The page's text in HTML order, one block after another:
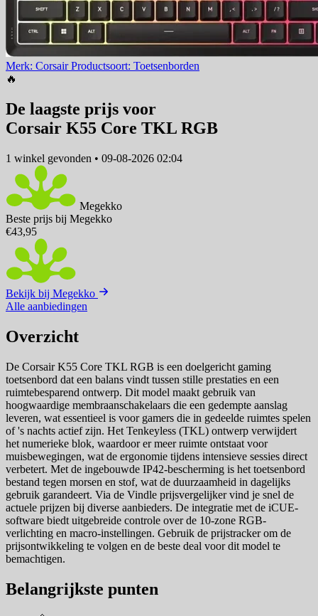
Merk: CorsairProductsoort: Toetsenborden
🔥
De laagste prijs voor
Corsair K55 Core TKL RGB
1 winkel gevonden • 09-08-2026 02:04
Megekko
Beste prijs bij Megekko
€43,95
Bekijk bij Megekko
Alle aanbiedingen
Overzicht
De Corsair K55 Core TKL RGB is een doelgericht gaming
toetsenbord dat een balans vindt tussen stille prestaties en een
ruimtebesparend ontwerp. Dit model maakt gebruik van
hoogwaardige membraanschakelaars die een gedempte aanslag
leveren, wat essentieel is voor gamers die in gedeelde ruimtes spelen
of 's nachts actief zijn. Het Tenkeyless (TKL) ontwerp verwijdert
het numerieke blok, waardoor er meer ruimte ontstaat voor
muisbewegingen, wat de ergonomie tijdens intensieve sessies direct
verbetert. Met de ingebouwde IP42-bescherming is het toetsenbord
bestand tegen morsen en stof, wat de duurzaamheid in dagelijks
gebruik garandeert. Via de Vindle prijsvergelijker vind je snel de
actuele prijzen bij diverse aanbieders. De integratie met de iCUE-
software biedt uitgebreide controle over de 10-zone RGB-
verlichting en macro-instellingen. Gebruik de prijstracker om de
prijsontwikkeling te volgen en de beste deal voor dit model te
bemachtigen.
Belangrijkste punten